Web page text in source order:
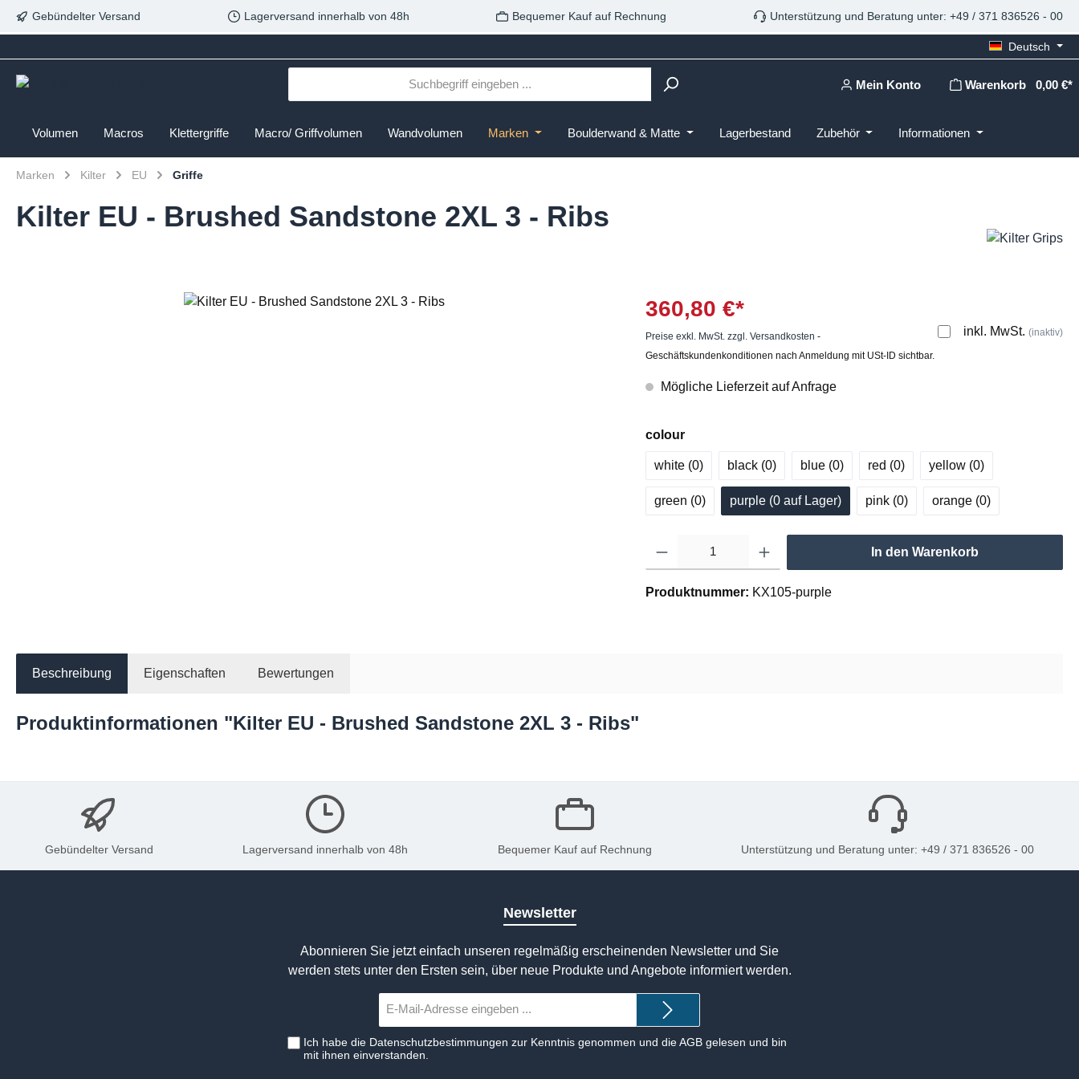
Gebündelter Versand Lagerversand innerhalb von 48h Bequemer Kauf auf Rechnung Unterstützung und Beratung unter: +49 / 371 836526 - 00
Deutsch
Mein Konto Warenkorb 0,00 €*
Volumen Macros Klettergriffe Macro/ Griffvolumen Wandvolumen Marken Boulderwand & Matte Lagerbestand Zubehör Informationen
Marken Kilter EU Griffe
Kilter EU - Brushed Sandstone 2XL 3 - Ribs
360,80 €*
inkl. MwSt. (inaktiv)
Preise exkl. MwSt. zzgl. Versandkosten -
Geschäftskundenkonditionen nach Anmeldung mit USt-ID sichtbar.
Mögliche Lieferzeit auf Anfrage
colour
white (0) black (0) blue (0) red (0) yellow (0)
green (0) purple (0 auf Lager) pink (0) orange (0)
In den Warenkorb
Produktnummer: KX105-purple
Beschreibung Eigenschaften Bewertungen
Produktinformationen "Kilter EU - Brushed Sandstone 2XL 3 - Ribs"
Gebündelter Versand Lagerversand innerhalb von 48h Bequemer Kauf auf Rechnung Unterstützung und Beratung unter: +49 / 371 836526 - 00
Newsletter
Abonnieren Sie jetzt einfach unseren regelmäßig erscheinenden Newsletter und Sie
werden stets unter den Ersten sein, über neue Produkte und Angebote informiert werden.
Mail-
Adresse*
Ich habe die Datenschutzbestimmungen zur Kenntnis genommen und dieAGB gelesen und bin
mit ihnen einverstanden.